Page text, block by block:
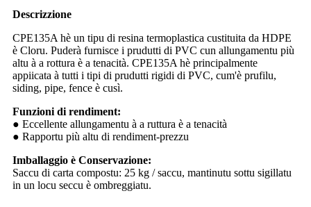
Descrizzione
CPE135A hè un tipu di resina termoplastica custituita da HDPE
è Cloru. Puderà furnisce i prudutti di PVC cun allungamentu più
altu à a rottura è a tenacità. CPE135A hè principalmente
appiicata à tutti i tipi di prudutti rigidi di PVC, cum'è prufilu,
siding, pipe, fence è cusì.
Funzioni di rendiment:
● Eccellente allungamentu à a ruttura è a tenacità
● Rapportu più altu di rendiment-prezzu
Imballaggio è Conservazione:
Saccu di carta compostu: 25 kg / saccu, mantinutu sottu sigillatu
in un locu seccu è ombreggiatu.